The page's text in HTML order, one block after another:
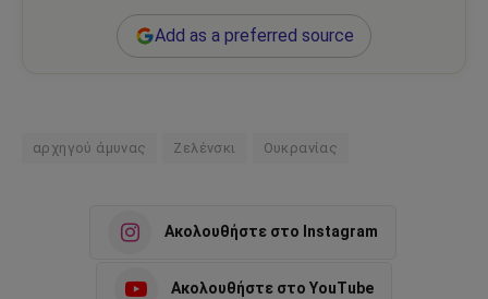
Add as a preferred source
αρχηγού άμυνας Ζελένσκι Ουκρανίας
Ακολουθήστε στο Instagram
Ακολουθήστε στο YouTube